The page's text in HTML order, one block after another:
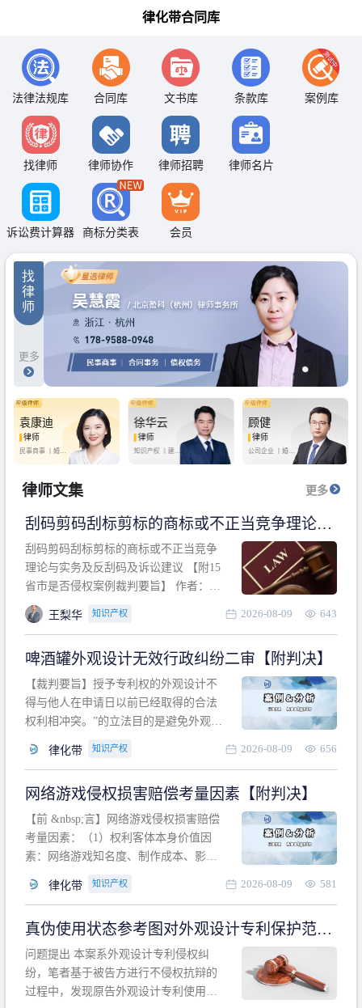
律化带合同库
法律法规库 合同库 文书库 条款库 案例库
找律师 律师协作 律师招聘 律师名片
诉讼费计算器 商标分类表 会员
找
律
师
更多
袁康迪
律师
民事商事 丨 婚姻
徐华云
律师
知识产权 丨 建设
顾健
律师
公司企业 丨婚姻
房产纠纷
律师文集 更多
刮码剪码刮标剪标的商标或不正当竞争理论与
实务及反刮码及诉讼建议 【附15省市是否侵权
案例裁判要旨】
刮码剪码刮标剪标的商标或不正当竞争
理论与实务及反刮码及诉讼建议 【附15
省市是否侵权案例裁判要旨】 作者：浙
江杭知桥律师事务所 王梨华 周靖超 【导
读】 第一部分：刮码剪码刮标剪标的商
诉讼建议 第二部分：15省市是否侵权案
例的裁判要旨 目录 第一部分、刮码剪码
刮
王梨华 知识产权 2026-08-09 643
啤酒罐外观设计无效行政纠纷二审【附判决】
【裁判要旨】授予专利权的外观设计不
得与他人在申请日以前已经取得的合法
权利相冲突。”的立法目的是避免外观设
冲突。基于此，凡是因该外观设计的实
于该款规定的规制范畴。“合法权利”不宜
作狭义解释，一般情况下，只要依法享
有的、在本专利申请日之
律化带 知识产权 2026-08-09 656
网络游戏侵权损害赔偿考量因素【附判决】
【前 &nbsp;言】网络游戏侵权损害赔偿
考量因素：（1）权利客体本身价值因
素：网络游戏知名度、制作成本、影响
利角度因素：被诉侵权游戏销售数量、
人数、活跃人数、市场占用率；（3）被
告主观因素：被告的主观恶意、是否明
知或应知、是否有
律化带 知识产权 2026-08-09 581
真伪使用状态参考图对外观设计专利保护范围
的影响
问题提出 本案系外观设计专利侵权纠
纷，笔者基于被告方进行不侵权抗辩的
过程中，发现原告外观设计专利使用状